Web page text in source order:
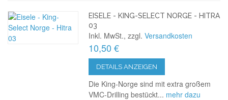
EISELE - KING-SELECT NORGE - HITRA
03
Inkl. MwSt., zzgl.Versandkosten
10,50 €
DETAILS ANZEIGEN
Die King-Norge sind mit extra großem
VMC-Drilling bestückt... mehr dazu